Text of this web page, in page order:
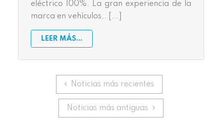
eléctrico 100%. La gran experiencia de la
marca en vehículos,. [...]
LEER MÁS...
Noticias más recientes
Noticias más antiguas Siguiente